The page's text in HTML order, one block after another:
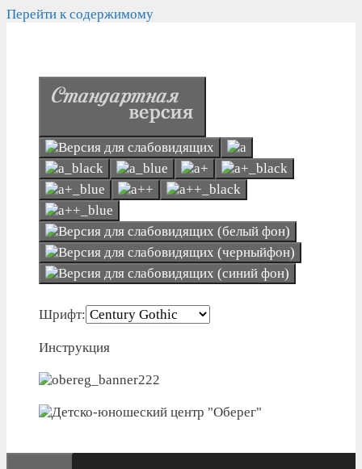
Перейти к содержимому
Шрифт:
Инструкция